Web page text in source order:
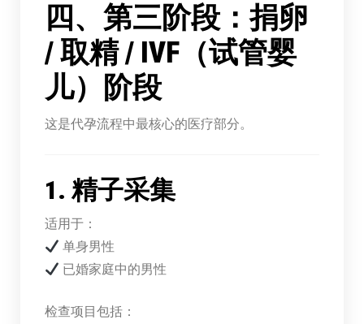
四、第三阶段：捐卵
/ 取精 / IVF（试管婴
儿）阶段
这是代孕流程中最核心的医疗部分。
1. 精子采集
适用于：
单身男性
已婚家庭中的男性
检查项目包括：